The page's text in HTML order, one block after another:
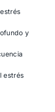
y
estrés